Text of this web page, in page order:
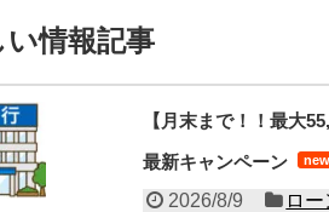
い情報記事
【月末まで！！最大
最新キャンペーン
new
2026/8/9 ロー